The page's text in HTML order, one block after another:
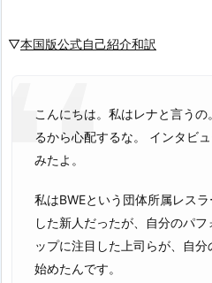
▽本国版公式自己紹介和訳
こんにちは。私はレナと言う
るから心配するな。 インタビ
みたよ。
私はBWEという団体所属レス
した新人だったが、自分のパ
ップに注目した上司らが、自
始めたんです。